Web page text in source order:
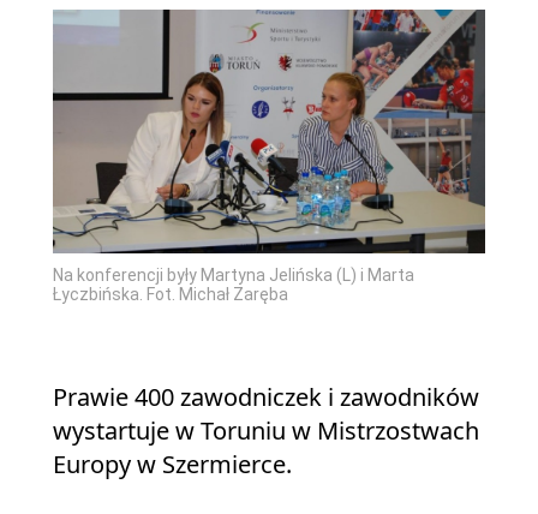
Na konferencji były Martyna Jelińska (L) i Marta
Łyczbińska. Fot. Michał Zaręba
Prawie 400 zawodniczek i zawodników
wystartuje w Toruniu w Mistrzostwach
Europy w Szermierce.